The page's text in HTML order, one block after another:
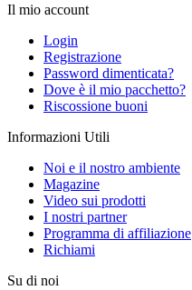
Il mio account
Login
Registrazione
Password dimenticata?
Dove è il mio pacchetto?
Riscossione buoni
Informazioni Utili
Noi e il nostro ambiente
Magazine
Video sui prodotti
I nostri partner
Programma di affiliazione
Richiami
Su di noi